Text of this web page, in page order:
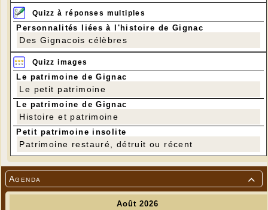

Agenda
Quizz à réponses multiples
Personnalités liées à l'histoire de Gignac
Des Gignacois célèbres
Quizz images
Le patrimoine de Gignac
Le petit patrimoine
Le patrimoine de Gignac
Histoire et patrimoine
Petit patrimoine insolite
Patrimoine restauré, détruit ou récent